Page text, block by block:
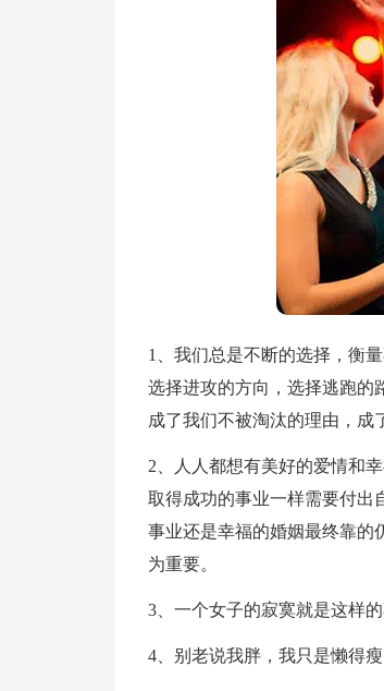
1、我们总是不断的选择，衡
选择进攻的方向，选择逃跑的
成了我们不被淘汰的理由，成
2、人人都想有美好的爱情和
取得成功的事业一样需要付出
事业还是幸福的婚姻最终靠的
为重要。
3、一个女子的寂寞就是这样
4、别老说我胖，我只是懒得瘦